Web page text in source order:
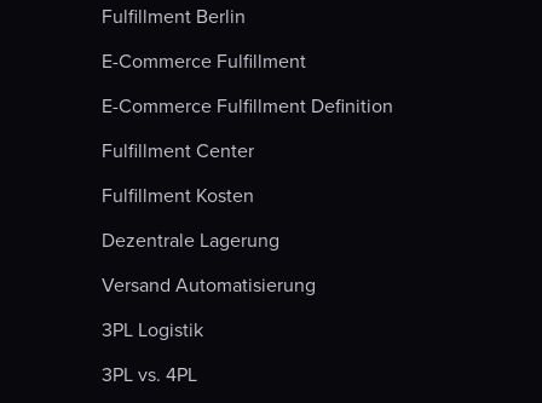
Fulfillment Berlin
E-Commerce Fulfillment
E-Commerce Fulfillment Definition
Fulfillment Center
Fulfillment Kosten
Dezentrale Lagerung
Versand Automatisierung
3PL Logistik
3PL vs. 4PL